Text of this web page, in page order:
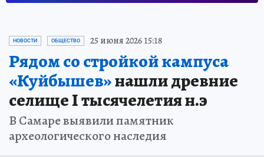
НОВОСТИ ОБЩЕСТВО 25 июня 2026 15:18
Рядом со стройкой кампуса
«Куйбышев»нашли древние
селище I тысячелетия н.э
В Самаре выявили памятник
археологического наследия